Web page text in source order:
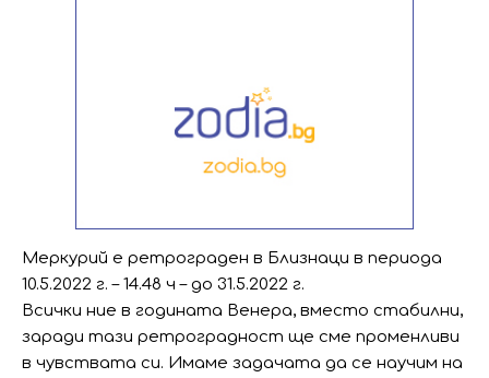
Меркурий е ретрограден в Близнаци в периода
10.5.2022 г. – 14.48 ч – до 31.5.2022 г.
Всички ние в годината Венера, вместо стабилни,
заради тази ретроградност ще сме променливи
в чувствата си. Имаме задачата да се научим на